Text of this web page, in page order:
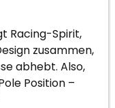
Racing-Spirit,
zusammen,
abhebt. Also,
Position –